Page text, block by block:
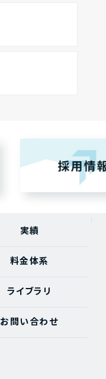
実績
料金体系
ライブラリ
お問い合わせ